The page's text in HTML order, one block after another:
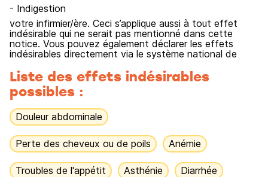
- Indigestion
votre infirmier/ère. Ceci s’applique aussi à tout effet
indésirable qui ne serait pas mentionné dans cette
notice. Vous pouvez également déclarer les effets
indésirables directement via le système national de
Liste des effets indésirables
possibles :
Douleur abdominale
Perte des cheveux ou de poils Anémie
Troubles de l'appétit Asthénie Diarrhée